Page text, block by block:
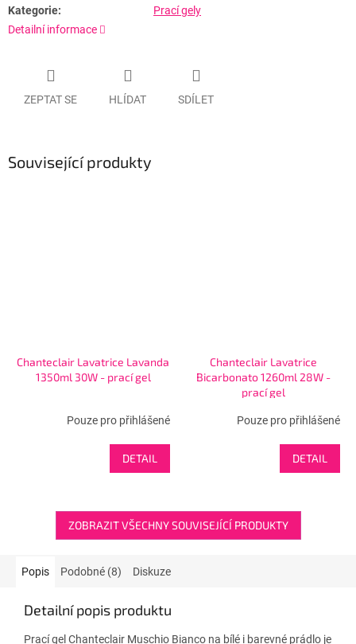
Kategorie:
Prací gely
Detailní informace
ZEPTAT SE HLÍDAT SDÍLET
Související produkty
Chanteclair Lavatrice Lavanda
1350ml 30W - prací gel
Pouze pro přihlášené
DETAIL
Chanteclair Lavatrice
Bicarbonato 1260ml 28W -
prací gel
Pouze pro přihlášené
DETAIL
ZOBRAZIT VŠECHNY SOUVISEJÍCÍ PRODUKTY
Popis Podobné (8) Diskuze
Detailní popis produktu
Prací gel Chanteclair Muschio Bianco na bílé i barevné prádlo je